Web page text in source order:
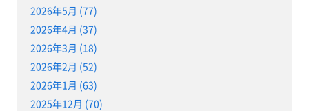
2026年5月 (77)
2026年4月 (37)
2026年3月 (18)
2026年2月 (52)
2026年1月 (63)
2025年12月 (70)